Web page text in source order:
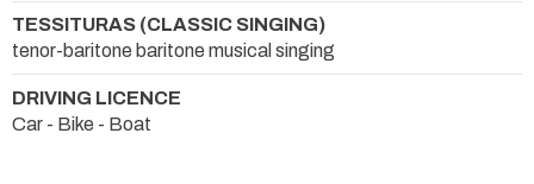
TESSITURAS (CLASSIC SINGING)
tenor-baritone baritone musical singing
DRIVING LICENCE
Car - Bike - Boat